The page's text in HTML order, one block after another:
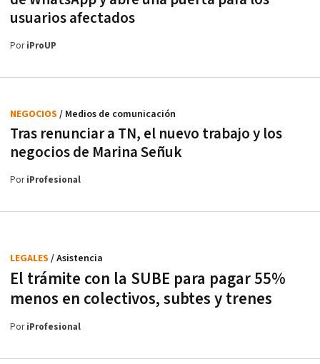
usuarios afectados
PoriProUP
Tras renunciar a TN, el nuevo trabajo y los
negocios de Marina Señuk
NEGOCIOS / Medios de comunicación
PoriProfesional
El trámite con la SUBE para pagar 55%
menos en colectivos, subtes y trenes
LEGALES / Asistencia
PoriProfesional